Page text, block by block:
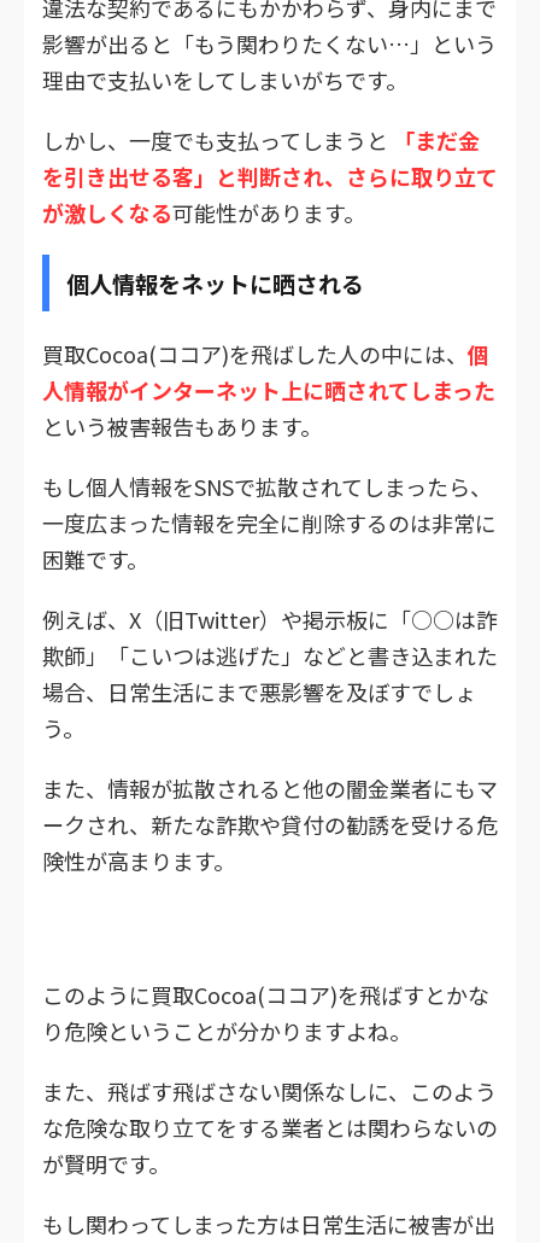
違法な契約であるにもかかわらず、身内にまで
影響が出ると「もう関わりたくない…」という
理由で支払いをしてしまいがちです。
しかし、一度でも支払ってしまうと
「まだ金
を引き出せる客」と判断され、さらに取り立て
が激しくなる可能性があります。
個人情報をネットに晒される
買取Cocoa(ココア)を飛ばした人の中には、 個
人情報がインターネット上に晒されてしまった
という被害報告もあります。
もし個人情報をSNSで拡散されてしまったら、
一度広まった情報を完全に削除するのは非常に
困難です。
例えば、X（旧Twitter）や掲示板に「○○は詐
欺師」「こいつは逃げた」などと書き込まれた
場合、日常生活にまで悪影響を及ぼすでしょ
う。
また、情報が拡散されると他の闇金業者にもマ
ークされ、新たな詐欺や貸付の勧誘を受ける危
険性が高まります。
このように買取Cocoa(ココア)を飛ばすとかな
り危険ということが分かりますよね。
また、飛ばす飛ばさない関係なしに、このよう
な危険な取り立てをする業者とは関わらないの
が賢明です。
もし関わってしまった方は日常生活に被害が出